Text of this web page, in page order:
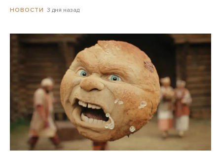
НОВОСТИ 3 дня назад